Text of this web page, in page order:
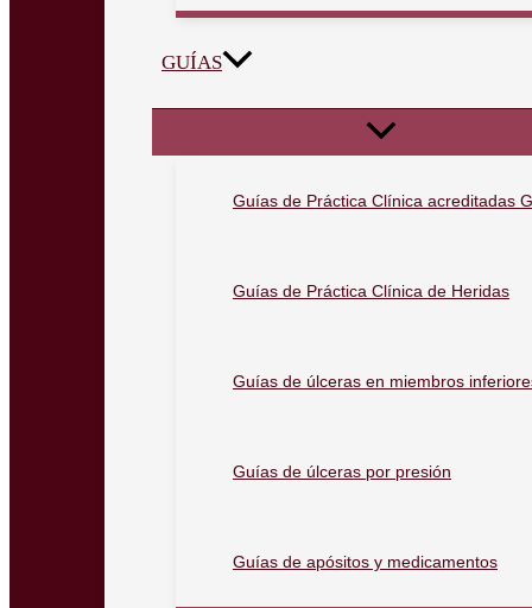
GUÍAS
Guías de Práctica Clínica acreditadas
Guías de Práctica Clínica de Heridas
Guías de úlceras en miembros
Guías de úlceras por presión
Guías de apósitos y medicamentos